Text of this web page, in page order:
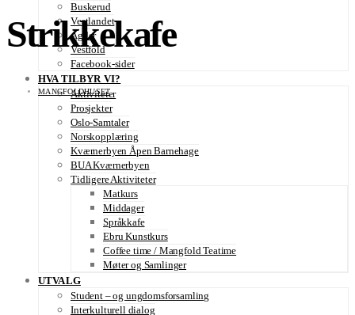
Buskerud
Vestlandet
Agder
Vestfold
Facebook-sider
HVA TILBYR VI?
Aktiviteter
Prosjekter
Oslo-Samtaler
Norskopplæring
Kværnerbyen Åpen Barnehage
BUA Kværnerbyen
Tidligere Aktiviteter
Matkurs
Middager
Språkkafe
Ebru Kunstkurs
Coffee time / Mangfold Teatime
Møter og Samlinger
UTVALG
Student – og ungdomsforsamling
Interkulturell dialog
Strikkekafe
MANGFOLDHUSET